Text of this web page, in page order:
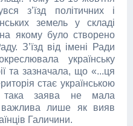
з’їзд політичних і
земель у складі
на якому було створено
З’їзд від імені Ради
українську
та зазначала, що «...ця
стає українською
заява не мала
важлива лише як вияв
Галичини.